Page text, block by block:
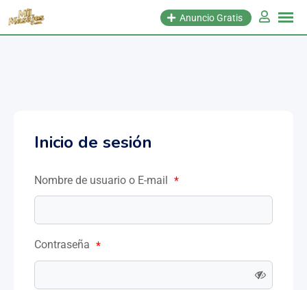
Anuncio Gratis
Inicio de sesión
Nombre de usuario o E-mail *
Contraseña *